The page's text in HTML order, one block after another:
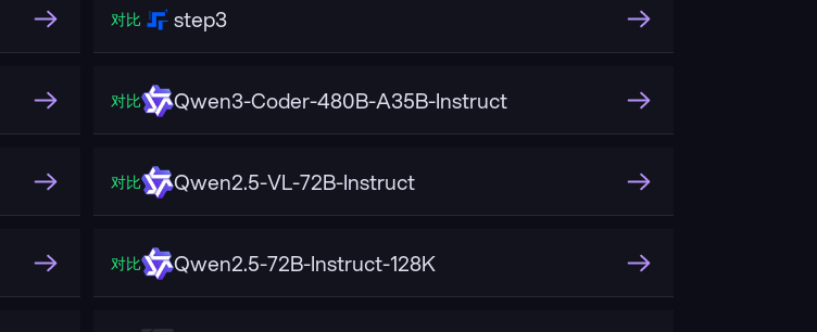
对比 step3
对比 Qwen3-Coder-480B-A35B-Instruct
对比 Qwen2.5-VL-72B-Instruct
对比 Qwen2.5-72B-Instruct-128K